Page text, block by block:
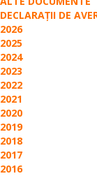
DECLARAŢII DE
2026
2025
2024
2023
2022
2021
2020
2019
2018
2017
2016